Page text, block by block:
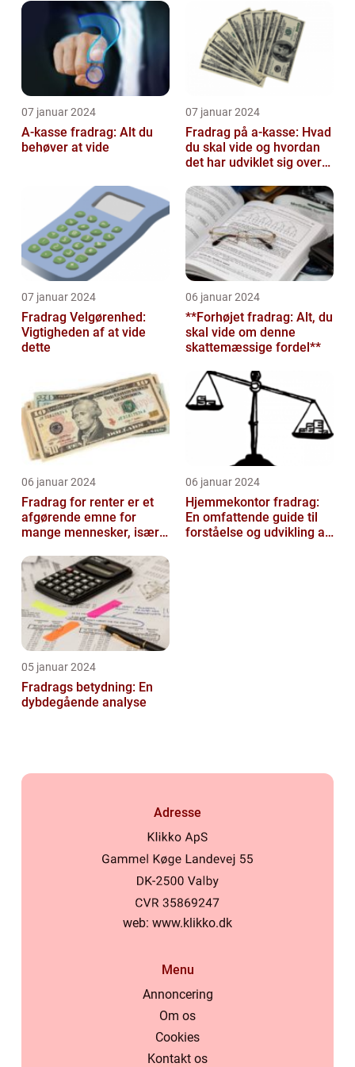
kørselsfradrag Investorer
07 januar 2024
A-kasse fradrag: Alt du
behøver at vide
07 januar 2024
Fradrag på a-kasse: Hvad
du skal vide og hvordan
det har udviklet sig over
07 januar 2024
Fradrag Velgørenhed:
Vigtigheden af at vide
dette
06 januar 2024
**Forhøjet fradrag: Alt, du
skal vide om denne
skattemæssige fordel**
06 januar 2024
Fradrag for renter er et
afgørende emne for
mange mennesker, især
invester...
06 januar 2024
Hjemmekontor fradrag:
En omfattende guide til
forståelse og udvikling af
05 januar 2024
Fradrags betydning: En
dybdegående analyse
Adresse
web: www.klikko.dk
Menu
Annoncering
Om os
Cookies
Kontakt os